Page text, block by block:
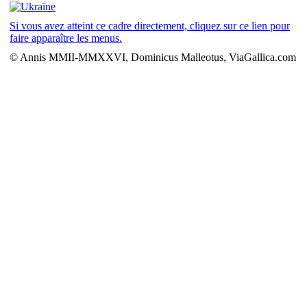
Si vous avez atteint ce cadre directement, cliquez sur ce lien pour
faire apparaître les menus.
© Annis MMII-MMXXVI, Dominicus Malleotus, ViaGallica.com